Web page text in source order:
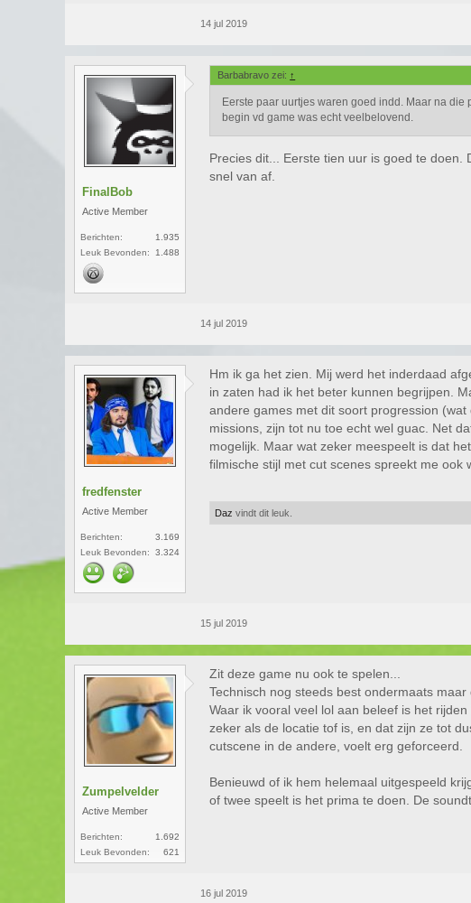
14 jul 2019
FinalBob
Active Member
Berichten:
1.935
Leuk Bevonden:
1.488
Barbabravo zei: ↑
Eerste paar uurtjes waren goed indd. Maar na
begin vd game was echt veelbelovend.
Precies dit... Eerste tien uur is goed te
snel van af.
14 jul 2019
fredfenster
Active Member
Berichten:
3.169
Leuk Bevonden:
3.324
Hm ik ga het zien. Mij werd het inderdaad
in zaten had ik het beter kunnen begrijpen.
andere games met dit soort progression
missions, zijn tot nu toe echt wel guac. Net
mogelijk. Maar wat zeker meespeelt is dat
filmische stijl met cut scenes spreekt me ook
15 jul 2019
Daz vindt dit leuk.
Zumpelvelder
Active Member
Berichten:
1.692
Leuk Bevonden:
621
Zit deze game nu ook te spelen...
Technisch nog steeds best ondermaats
Waar ik vooral veel lol aan beleef is het
zeker als de locatie tof is, en dat zijn ze tot
cutscene in de andere, voelt erg geforceerd.
Benieuwd of ik hem helemaal uitgespeeld
of twee speelt is het prima te doen. De
16 jul 2019